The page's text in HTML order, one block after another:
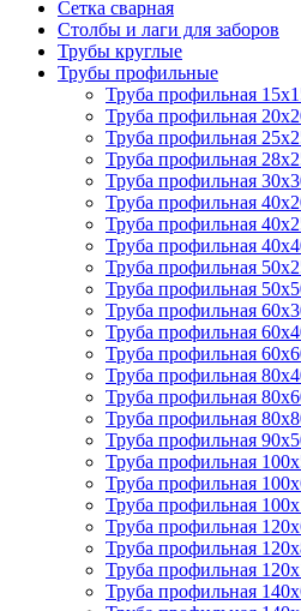
Сетка сварная
Столбы и лаги для заборов
Трубы круглые
Трубы профильные
Труба профильная
Труба профильная
Труба профильная
Труба профильная
Труба профильная
Труба профильная
Труба профильная
Труба профильная
Труба профильная
Труба профильная
Труба профильная
Труба профильная
Труба профильная
Труба профильная
Труба профильная
Труба профильная
Труба профильная
Труба профильная
Труба профильная
Труба профильная
Труба профильная
Труба профильная
Труба профильная
Труба профильная